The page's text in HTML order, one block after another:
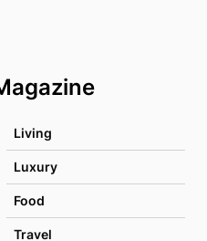
Living
Luxury
Food
Travel